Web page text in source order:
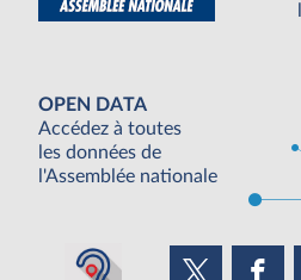
OPEN DATA
Accédez à toutes
les données de
l'Assemblée nationale